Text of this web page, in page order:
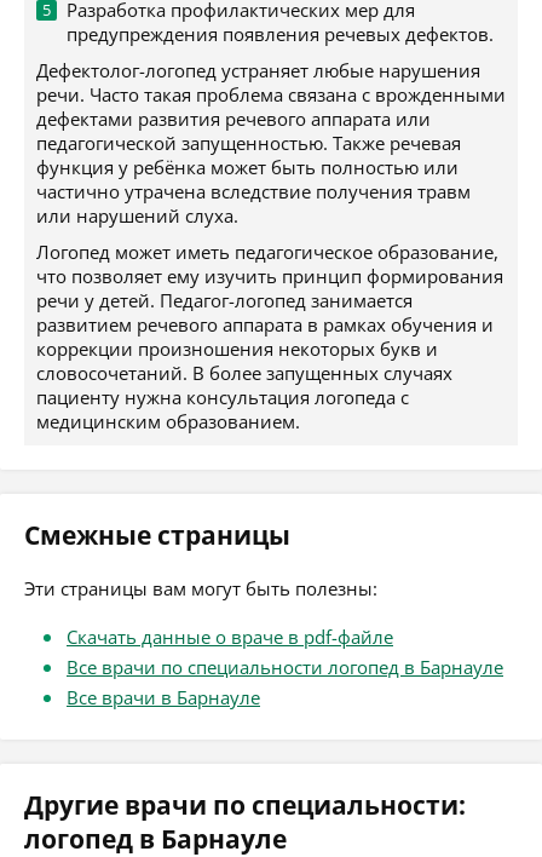
Разработка профилактических мер для
предупреждения появления речевых дефектов.
Дефектолог-логопед устраняет любые нарушения
речи. Часто такая проблема связана с врожденными
дефектами развития речевого аппарата или
педагогической запущенностью. Также речевая
функция у ребёнка может быть полностью или
частично утрачена вследствие получения травм
или нарушений слуха.
Логопед может иметь педагогическое образование,
что позволяет ему изучить принцип формирования
речи у детей. Педагог-логопед занимается
развитием речевого аппарата в рамках обучения и
коррекции произношения некоторых букв и
словосочетаний. В более запущенных случаях
пациенту нужна консультация логопеда с
медицинским образованием.
Смежные страницы
Эти страницы вам могут быть полезны:
Скачать данные о враче в pdf-файле
Все врачи по специальности логопед в Барнауле
Все врачи в Барнауле
Другие врачи по специальности:
логопед в Барнауле